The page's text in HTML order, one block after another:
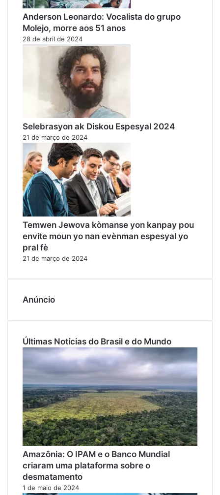
Anderson Leonardo: Vocalista do grupo
Molejo, morre aos 51 anos
28 de abril de 2024
Selebrasyon ak Diskou Espesyal 2024
21 de março de 2024
Temwen Jewova kòmanse yon kanpay pou
envite moun yo nan evènman espesyal yo
pral fè
21 de março de 2024
Anúncio
Últimas Notícias do Brasil e do Mundo
Amazônia: O IPAM e o Banco Mundial
criaram uma plataforma sobre o
desmatamento
1 de maio de 2024